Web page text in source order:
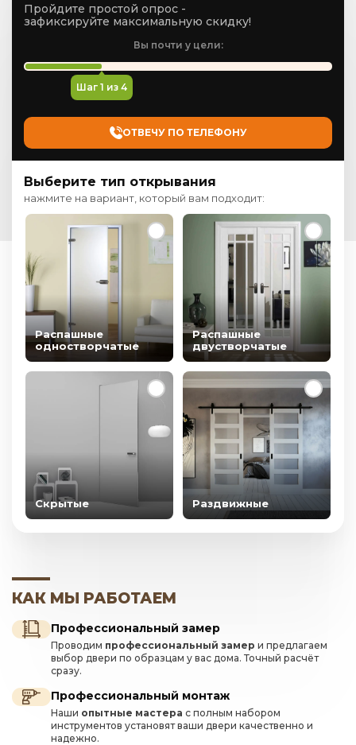
Пройдите простой опрос -
зафиксируйте максимальную скидку!
Вы почти у цели:
Шаг 1 из 4
ОТВЕЧУ ПО ТЕЛЕФОНУ
Выберите тип открывания
нажмите на вариант, который вам подходит:
Распашные
одностворчатые
Распашные
двустворчатые
Скрытые Раздвижные
КАК МЫ РАБОТАЕМ
Профессиональный замер
Проводим профессиональный замер и предлагаем
выбор двери по образцам у вас дома. Точный расчёт
сразу.
Профессиональный монтаж
Наши опытные мастера с полным набором
инструментов установят ваши двери качественно и
надежно.